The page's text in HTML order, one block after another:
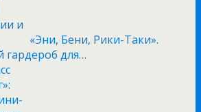
«Эни, Бени, Рики-Таки».
гардероб для…